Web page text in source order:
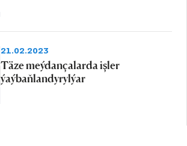
21.02.2023
Täze meýdançalarda işler
ýaýbaňlandyrylýar